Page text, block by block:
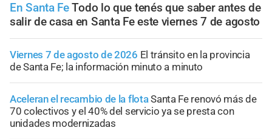
En Santa FeTodo lo que tenés que saber antes de
salir de casa en Santa Fe este viernes 7 de agosto
Viernes 7 de agosto de 2026 El tránsito en la provincia
de Santa Fe; la información minuto a minuto
Aceleran el recambio de la flotaSanta Fe renovó más de
70 colectivos y el 40% del servicio ya se presta con
unidades modernizadas